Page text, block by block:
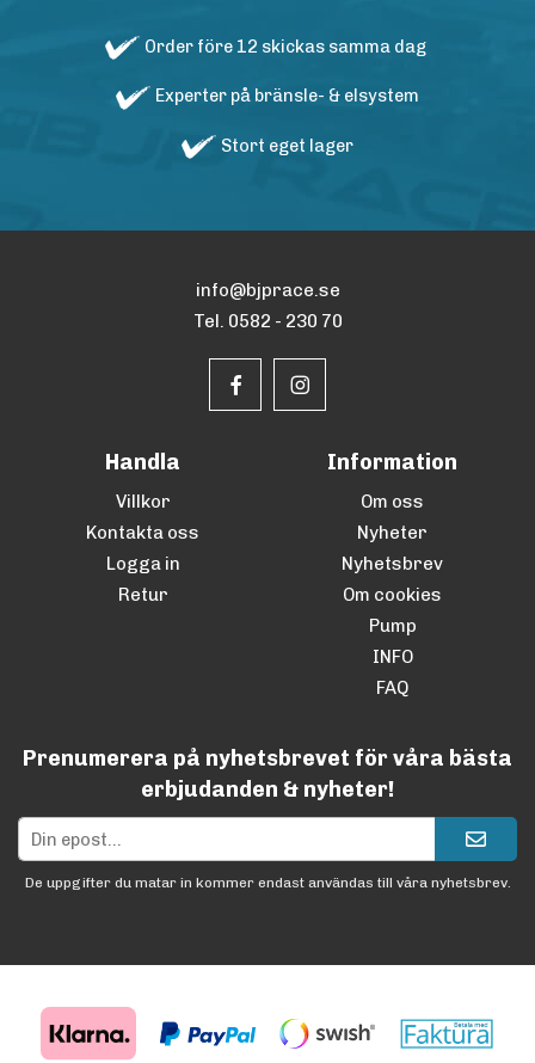
Order före 12 skickas samma dag
Experter på bränsle- & elsystem
Stort eget lager
info@bjprace.se
Tel. 0582 - 230 70
Handla
Villkor
Kontakta oss
Logga in
Retur
Information
Om oss
Nyheter
Nyhetsbrev
Om cookies
Pump
INFO
FAQ
Prenumerera på nyhetsbrevet för våra bästa
erbjudanden & nyheter!
De uppgifter du matar in kommer endast användas till våra nyhetsbrev.